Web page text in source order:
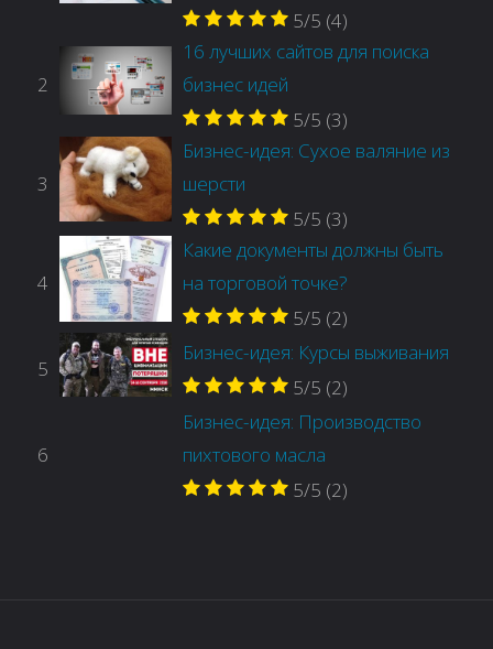
5/5 (4)
2
16 лучших сайтов для поиска
бизнес идей
5/5 (3)
3
Бизнес-идея: Сухое валяние из
шерсти
5/5 (3)
4
Какие документы должны быть
на торговой точке?
5/5 (2)
5
Бизнес-идея: Курсы выживания
5/5 (2)
6
Бизнес-идея: Производство
пихтового масла
5/5 (2)